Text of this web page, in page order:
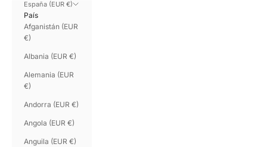
España (EUR €)
País
Afganistán (EUR
€)
Albania (EUR €)
Alemania (EUR
€)
Andorra (EUR €)
Angola (EUR €)
Anguila (EUR €)